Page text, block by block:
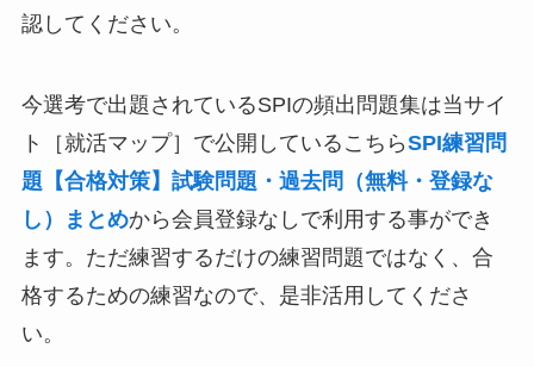
認してください。
今選考で出題されているSPIの頻出問題集は当サイ
ト［就活マップ］で公開しているこちらSPI練習問
題【合格対策】試験問題・過去問（無料・登録な
し）まとめから会員登録なしで利用する事ができ
ます。ただ練習するだけの練習問題ではなく、合
格するための練習なので、是非活用してくださ
い。